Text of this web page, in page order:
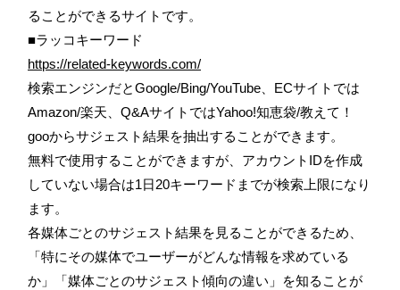
ることができるサイトです。
■ラッコキーワード
https://related-keywords.com/
検索エンジンだとGoogle/Bing/YouTube、ECサイトでは
Amazon/楽天、Q&AサイトではYahoo!知恵袋/教えて！
gooからサジェスト結果を抽出することができます。
無料で使用することができますが、アカウントIDを作成
していない場合は1日20キーワードまでが検索上限になり
ます。
各媒体ごとのサジェスト結果を見ることができるため、
「特にその媒体でユーザーがどんな情報を求めている
か」「媒体ごとのサジェスト傾向の違い」を知ることが